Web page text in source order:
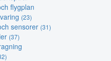
flygplan
(23)
sensorer (31)
(37)